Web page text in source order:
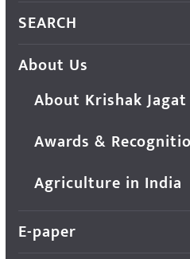
SEARCH
About Us
About Krishak Jagat
Awards &
Agriculture in India
E-paper